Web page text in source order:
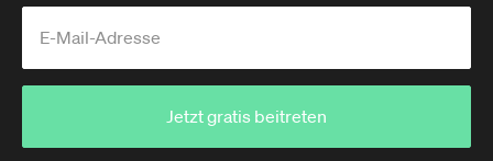
Jetzt gratis beitreten